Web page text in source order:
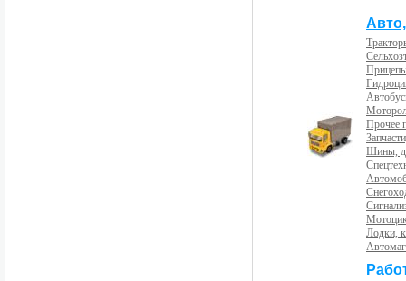
Прочее
Шины,
Лодки,